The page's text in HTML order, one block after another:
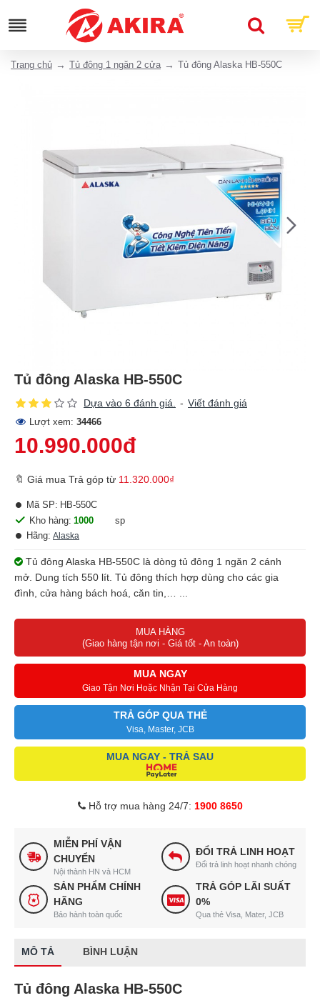
Trang chủ Tủ đông 1 ngăn 2 cửa Tủ đông Alaska HB-550C
Tủ đông Alaska HB-550C
Dựa vào 6 đánh giá. - Viết đánh giá
Lượt xem: 34466
10.990.000đ
🔖 Giá mua Trả góp từ 11.320.000₫
Kho hàng: 1000
sp
Hãng: Alaska
Mã SP: HB-550C
Tủ đông Alaska HB-550C là dòng tủ đông 1 ngăn 2 cánh
mở. Dung tích 550 lít. Tủ đông thích hợp dùng cho các gia
đình, cửa hàng bách hoá, căn tin,… ...
MUA HÀNG
(Giao hàng tận nơi - Giá tốt - An toàn)
MUA NGAY
Giao Tận Nơi Hoặc Nhận Tại Cửa Hàng
TRẢ GÓP QUA THẺ
Visa, Master, JCB
MUA NGAY - TRẢ SAU
Hỗ trợ mua hàng 24/7: 1900 8650
MIỄN PHÍ VẬN
CHUYỂN
Nội thành HN và HCM
ĐỔI TRẢ LINH HOẠT
Đổi trả linh hoạt nhanh chóng
SẢN PHẨM CHÍNH
HÃNG
Bảo hành toàn quốc
TRẢ GÓP LÃI SUẤT
0%
Qua thẻ Visa, Mater, JCB
MÔ TẢ BÌNH LUẬN
Tủ đông Alaska HB-550C